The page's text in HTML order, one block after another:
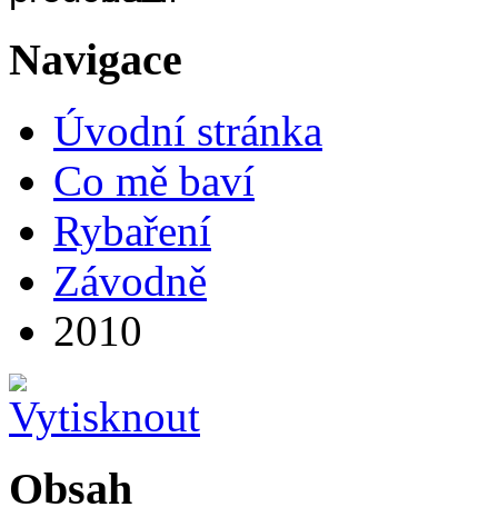
Navigace
Úvodní stránka
Co mě baví
Rybaření
Závodně
2010
Obsah